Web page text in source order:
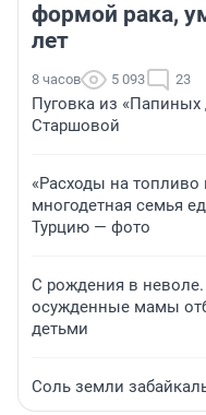
формой рака,
лет
8 часов 5 093 23
Пуговка из «Папиных
Старшовой
«Расходы на топливо
многодетная семья
Турцию — фото
С рождения в
осужденные мамы
детьми
Соль земли